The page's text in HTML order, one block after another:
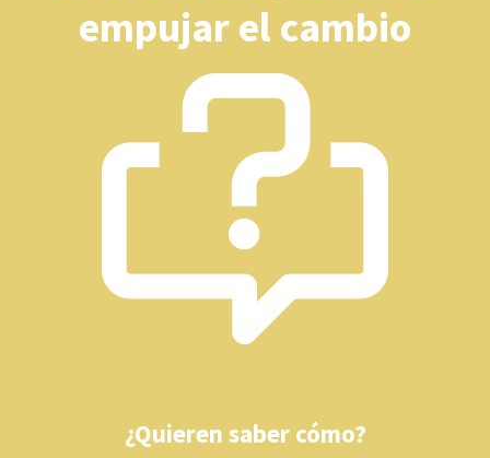
empujar el cambio
¿Quieren saber cómo?